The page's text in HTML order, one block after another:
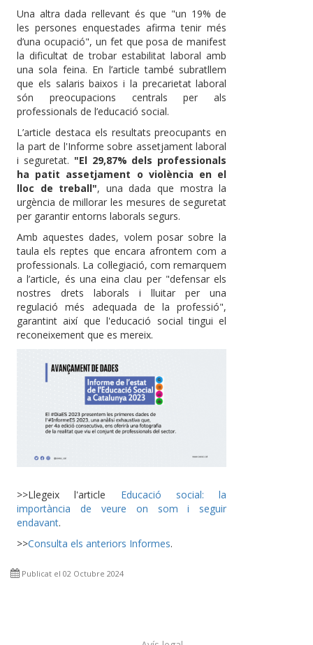
Una altra dada rellevant és que "un 19% de
les persones enquestades afirma tenir més
d’una ocupació", un fet que posa de manifest
la dificultat de trobar estabilitat laboral amb
una sola feina. En l’article també subratllem
que els salaris baixos i la precarietat laboral
són preocupacions centrals per als
professionals de l’educació social.
L’article destaca els resultats preocupants en
la part de l'Informe sobre assetjament laboral
i seguretat. "El 29,87% dels professionals
ha patit assetjament o violència en el
lloc de treball", una dada que mostra la
urgència de millorar les mesures de seguretat
per garantir entorns laborals segurs.
Amb aquestes dades, volem posar sobre la
taula els reptes que encara afrontem com a
professionals. La col·legiació, com remarquem
a l’article, és una eina clau per "defensar els
nostres drets laborals i lluitar per una
regulació més adequada de la professió",
garantint així que l'educació social tingui el
reconeixement que es mereix.
>>Llegeix l'article Educació social: la
importància de veure on som i seguir
endavant.
>>Consulta els anteriors Informes.
Publicat el 02 Octubre 2024